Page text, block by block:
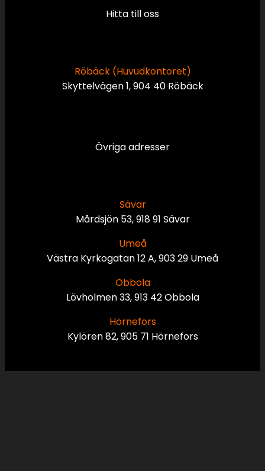
Hitta till oss
Röbäck (Huvudkontoret)
Skyttelvägen 1, 904 40 Röbäck
Övriga adresser
Sävar
Mårdsjön 53, 918 91 Sävar
Umeå
Västra Kyrkogatan 12 A, 903 29 Umeå
Obbola
Lövholmen 33, 913 42 Obbola
Hörnefors
Kylören 82, 905 71 Hörnefors